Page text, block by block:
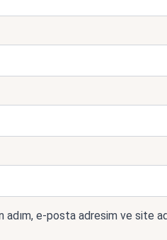
adım, e-posta adresim ve site